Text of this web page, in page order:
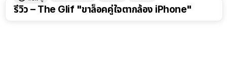
รีวิว – The Glif "ขาล็อคคู่ใจตากล้อง iPhone"